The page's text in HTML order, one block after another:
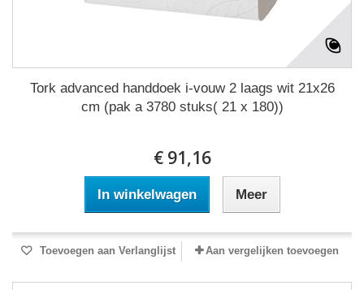
Tork advanced handdoek i-vouw 2 laags wit 21x26
cm (pak a 3780 stuks( 21 x 180))
€ 91,16
In winkelwagen Meer
Toevoegen aan Verlanglijst Aan vergelijken toevoegen